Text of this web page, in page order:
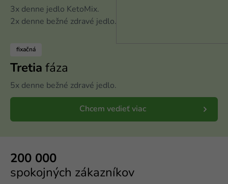
3x denne jedlo KetoMix.
2x denne bežné zdravé jedlo.
fixačná
Tretia fáza
5x denne bežné zdravé jedlo.
Chcem vedieť viac
200 000
spokojných zákazníkov